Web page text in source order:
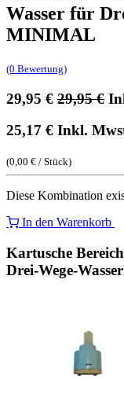
Wasser für
MINIMAL
(0 Bewertung)
29,95 € 29,95€
25,17 € Inkl.
(0,00 € / Stück)
Diese Kombination
In den Warenkorb
Kartusche
Drei-Wege-